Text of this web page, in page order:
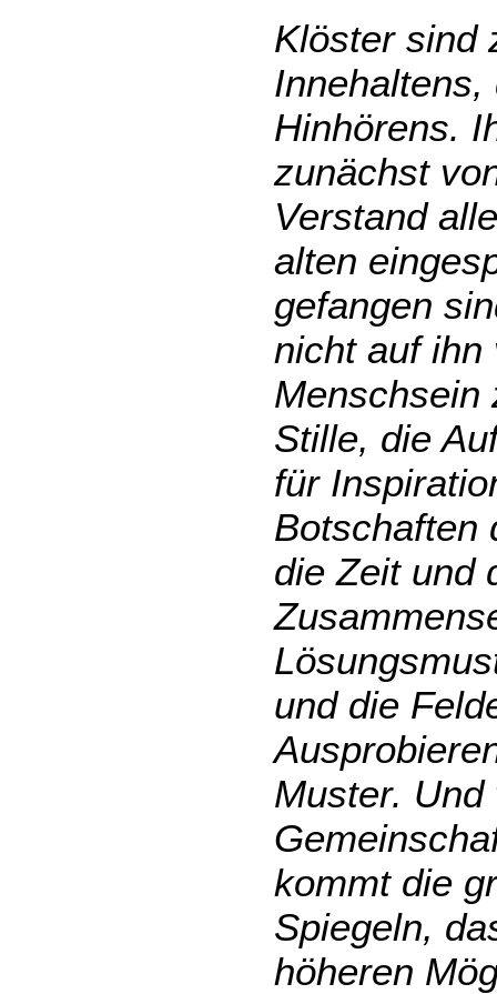
Klöster sind
Hinhörens.
zunächst
Verstand
alten
gefangen
nicht auf ihn
Menschsein
Stille, die
für
Botschaften
die Zeit und
und die
Muster.
kommt die
Spiegeln,
höheren